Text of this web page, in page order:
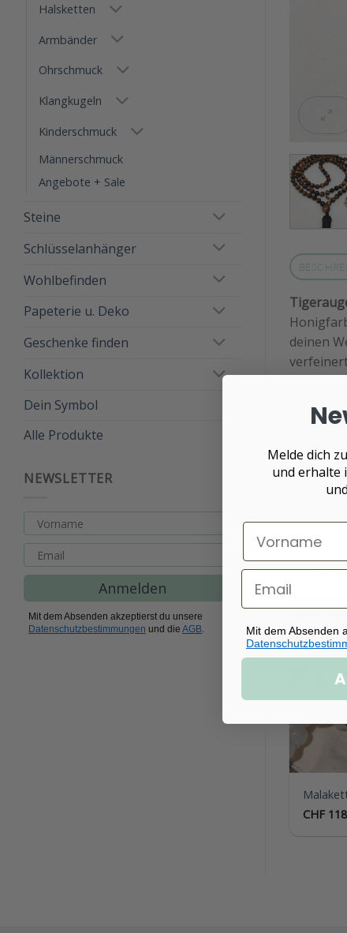
Halsketten
Armbänder
Ohrschmuck
Klangkugeln
Kinderschmuck
Männerschmuck
Angebote + Sale
Steine
Schlüsselanhänger
Wohlbefinden
Papeterie u. Deko
Geschenke finden
Kollektion
Dein Symbol
Alle Produkte
NEWSLETTER
Anmelden
Mit dem Absenden akzeptierst du unsere
Datenschutzbestimmungen und die AGB.
deinen
sich
Die Kette
CHF
Melde dich
und erhalte
Mit dem Absenden